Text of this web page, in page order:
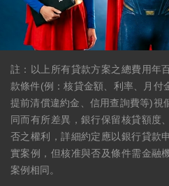
註：以上所有貸款方案之總費用年
款條件(例：核貸金額、利率、月付
提前清償違約金、信用查詢費等)視
同而有所差異，銀行保留核貸額度
否之權利，詳細約定應以銀行貸款
實案例，但核准與否及條件需金融
案例相同。